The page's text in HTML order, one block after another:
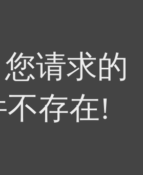
请求的
存在!